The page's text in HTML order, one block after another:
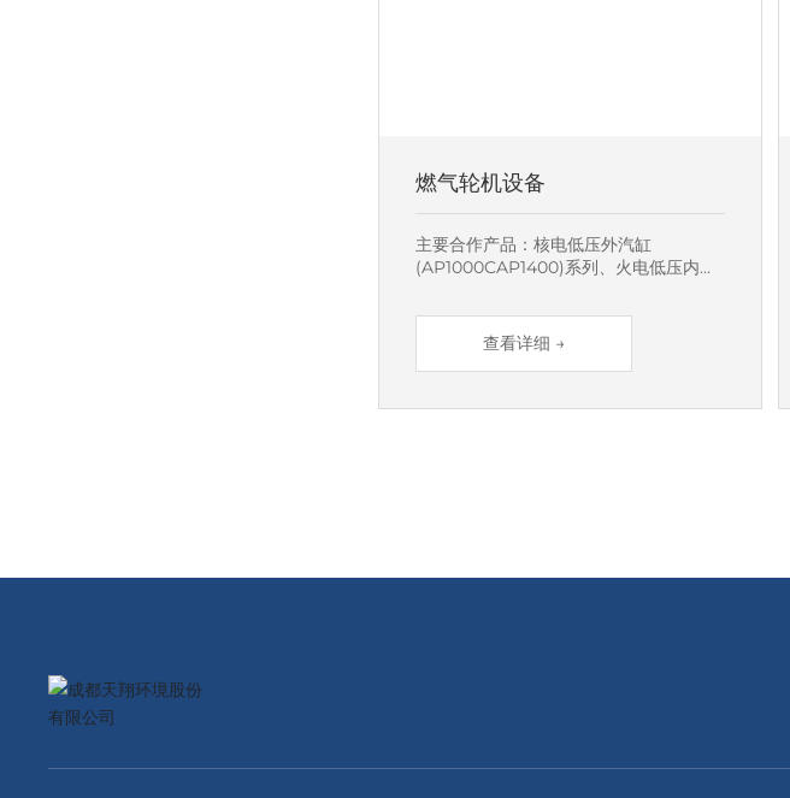
燃气轮机设备
主要合作产品：核电低压外汽缸
(AP1000CAP1400)系列、火电低压内外
品、隔板及内外环、集气室、低压内缸、
低压外缸等火电/燃机类部套的生产制
造、装配，年产量约5000吨。
查看详细 →